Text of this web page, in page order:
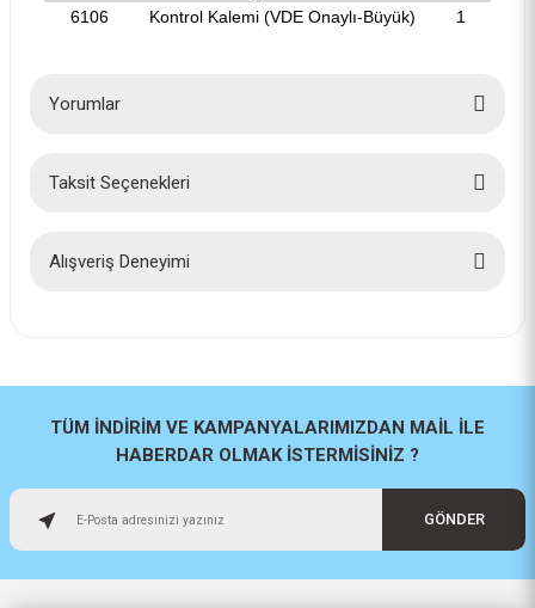
6106 Kontrol Kalemi (VDE Onaylı-Büyük) 1
Yorumlar
Taksit Seçenekleri
Alışveriş Deneyimi
orijinal
H... U... | 02/06/2026
TÜM İNDİRİM VE KAMPANYALARIMIZDAN MAİL İLE
HABERDAR OLMAK İSTERMİSİNİZ ?
GÖNDER